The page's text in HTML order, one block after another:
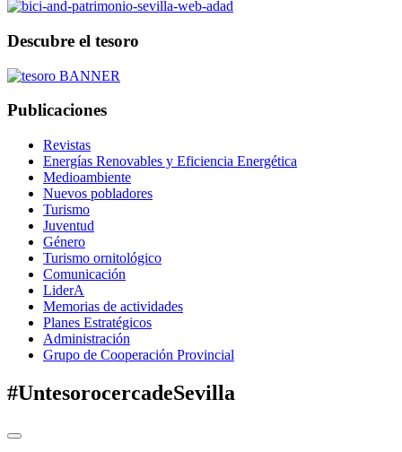
Descubre el tesoro
Publicaciones
Revistas
Energías Renovables y Eficiencia Energética
Medioambiente
Nuevos pobladores
Turismo
Juventud
Género
Turismo ornitológico
Comunicación
LiderA
Memorias de actividades
Planes Estratégicos
Administración
Grupo de Cooperación Provincial
#UntesorocercadeSevilla